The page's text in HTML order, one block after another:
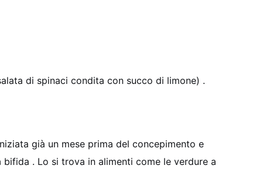
di spinaci condita con succo di limone) .
già un mese prima del concepimento e
bifida . Lo si trova in alimenti come le verdure a